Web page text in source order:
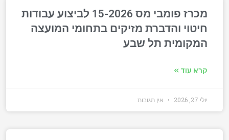
מכרז פומבי מס 15-2026 לביצוע עבודות
חיטוי והדברת מזיקים בתחומי המועצה
המקומית תל שבע
קרא עוד »
יולי 27, 2026 אין תגובות